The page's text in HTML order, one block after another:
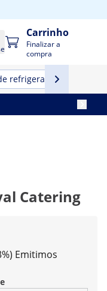
Carrinho
Finalizar a
compra
refrigeração para
Catering
Emitimos